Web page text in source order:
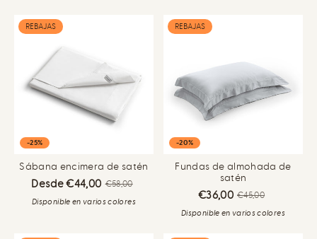
-25%
REBAJAS
Sábana encimera de satén
Desde €44,00 €58,00
Disponible en varios colores
-20%
REBAJAS
Fundas de almohada de
satén
€36,00 €45,00
Disponible en varios colores